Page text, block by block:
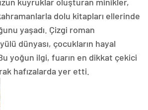
dolu kitapları ellerinde
yaşadı. Çizgi roman
dünyası, çocukların hayal
yoğun ilgi, fuarın en dikkat çekici
hafızalarda yer etti.